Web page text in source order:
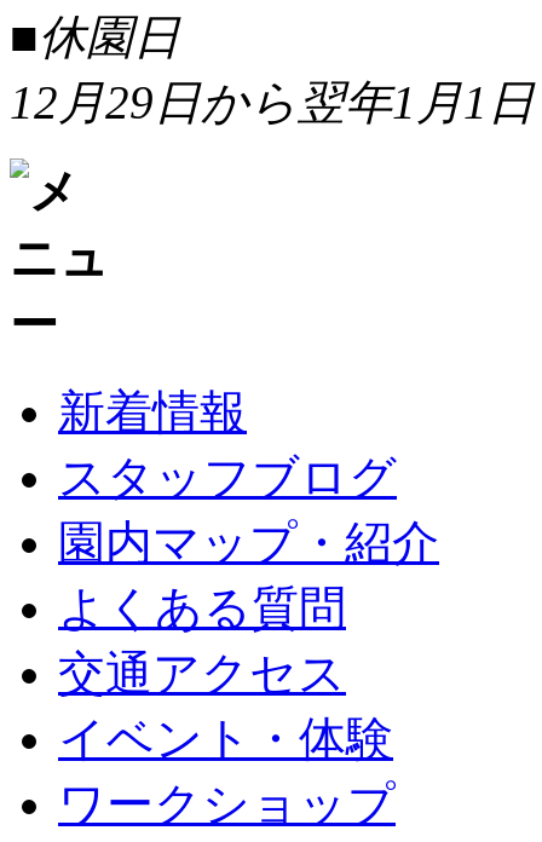
■休園日
12月29日から翌年1月1日
新着情報
スタッフブログ
園内マップ・紹介
よくある質問
交通アクセス
イベント・体験
ワークショップ